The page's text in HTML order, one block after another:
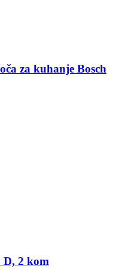
za kuhanje Bosch
D, 2 kom